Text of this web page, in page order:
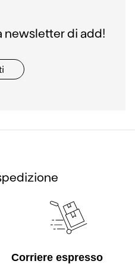
newsletter di add!
Corriere espresso